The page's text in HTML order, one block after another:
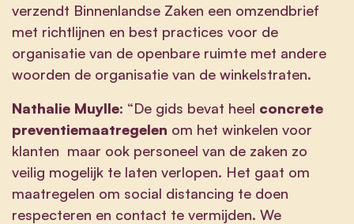
verzendt Binnenlandse Zaken een omzendbrief
met richtlijnen en best practices voor de
organisatie van de openbare ruimte met andere
woorden de organisatie van de winkelstraten.
Nathalie Muylle: “De gids bevat heel concrete
preventiemaatregelen om het winkelen voor
klanten maar ook personeel van de zaken zo
veilig mogelijk te laten verlopen. Het gaat om
maatregelen om social distancing te doen
respecteren en contact te vermijden. We